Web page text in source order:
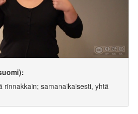
rinnakkain; samanaikaisesti, yhtä